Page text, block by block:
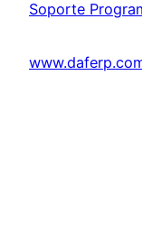
Soporte